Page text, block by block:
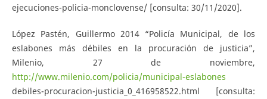
ejecuciones-policia-monclovense/ [consulta: 30/11/2020].
López Pastén, Guillermo 2014 “Policía Municipal, de los
eslabones más débiles en la procuración de justicia”,
Milenio, 27 de noviembre,
http://www.milenio.com/policia/municipal-eslabones
debiles-procuracion-justicia_0_416958522.html [consulta: